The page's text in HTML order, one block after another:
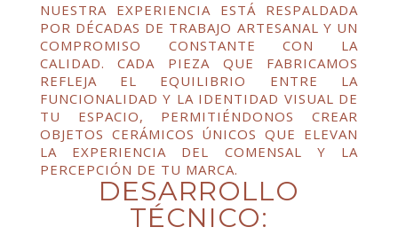
NUESTRA EXPERIENCIA ESTÁ RESPALDADA
POR DÉCADAS DE TRABAJO ARTESANAL Y UN
COMPROMISO CONSTANTE CON LA
CALIDAD. CADA PIEZA QUE FABRICAMOS
REFLEJA EL EQUILIBRIO ENTRE LA
FUNCIONALIDAD Y LA IDENTIDAD VISUAL DE
TU ESPACIO, PERMITIÉNDONOS CREAR
OBJETOS CERÁMICOS ÚNICOS QUE ELEVAN
LA EXPERIENCIA DEL COMENSAL Y LA
PERCEPCIÓN DE TU MARCA.
DESARROLLO
TÉCNICO: